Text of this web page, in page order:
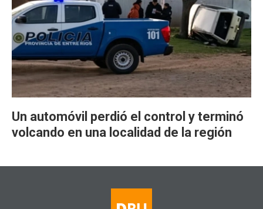
Un automóvil perdió el control y terminó
volcando en una localidad de la región